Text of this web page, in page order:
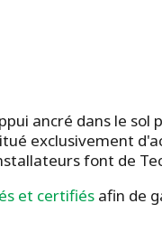
ancré dans le
exclusivement
font de
et certifiés afin de